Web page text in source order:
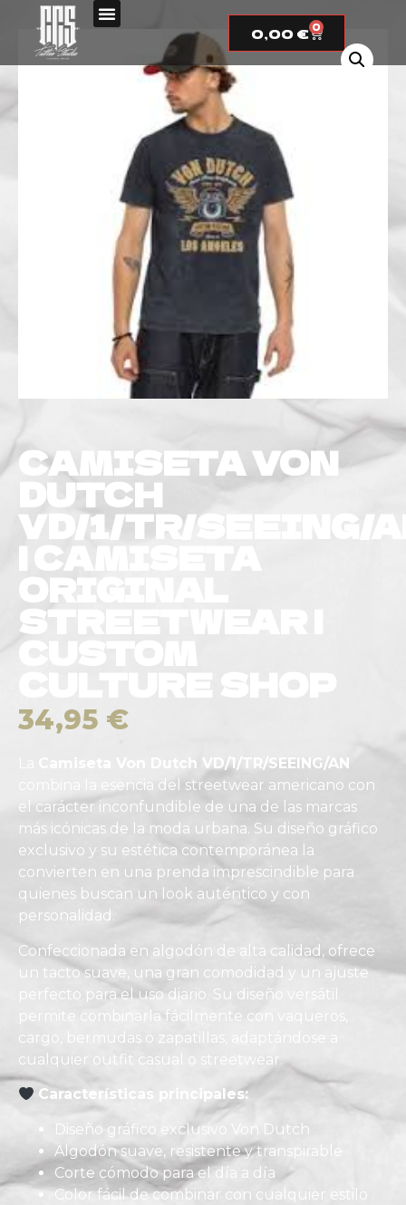
0,00€ 0
CAMISETA VON
DUTCH
VD/1/TR/SEEING/
| CAMISETA
ORIGINAL
STREETWEAR |
CUSTOM
34,95 €
Camiseta Von Dutch VD/1/TR/SEEING/AN
combina la esencia del streetwear americano con
el carácter inconfundible de una de las marcas
más icónicas de la moda urbana. Su diseño gráfico
exclusivo y su estética contemporánea la
convierten en una prenda imprescindible para
quienes buscan un look auténtico y con
personalidad.
Confeccionada en algodón de alta calidad, ofrece
un tacto suave, una gran comodidad y un ajuste
perfecto para el uso diario. Su diseño versátil
permite combinarla fácilmente con vaqueros,
cargo, bermudas o zapatillas, adaptándose a
cualquier outfit casual o streetwear.
Características principales:
Diseño gráfico exclusivo Von Dutch
Algodón suave, resistente y transpirable
Corte cómodo para el día a día
Color fácil de combinar con cualquier estilo